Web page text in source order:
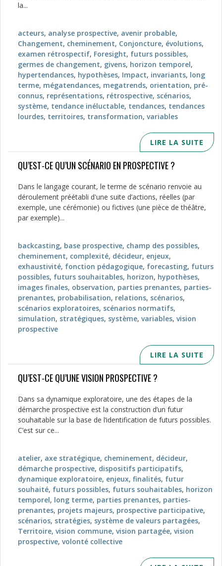
la...
acteurs, analyse prospective, avenir probable,
Changement, cheminement, Conjoncture, évolutions,
examen rétrospectif, Foresight, futurs possibles,
germes de changement, givens, horizon temporel,
hypertendances, hypothèses, Impact, invariants, long
terme, mégatendances, megatrends, orientation, pré-
connus, représentations, rétrospective, scénarios,
système, tendance inéluctable, tendances, tendances
lourdes, territoires, transformation, variables
LIRE LA SUITE
QU’EST-CE QU’UN SCÉNARIO EN PROSPECTIVE ?
Dans le langage courant, le terme de scénario renvoie au
déroulement préétabli d'une suite d’actions, réelles (par
exemple, une cérémonie) ou fictives (une pièce de théâtre,
par exemple)...
backcasting, base prospective, champ des possibles,
cheminement, complexité, décideur, enjeux,
exhaustivité, fonction pédagogique, forecasting, futurs
possibles, futurs souhaitables, horizon, hypothèses,
images finales, observation, parties prenantes, parties-
prenantes, probabilisation, relations, scénarios,
scénarios exploratoires, scénarios normatifs,
simulation, stratégiques, système, variables, vision
prospective
LIRE LA SUITE
QU’EST-CE QU’UNE VISION PROSPECTIVE ?
Dans sa dynamique exploratoire, une des étapes de la
démarche prospective est la construction d’un futur
souhaitable sur la base de l’identification de futurs possibles.
C’est sur ce...
atelier, axe stratégique, cheminement, décideur,
démarche prospective, dispositifs participatifs,
dynamique exploratoire, enjeux, finalités, futur
souhaité, futurs possibles, futurs souhaitables, horizon
temporel, long terme, parties prenantes, parties-
prenantes, projets majeurs, prospective participative,
scénarios, stratégies, système de valeurs partagées,
Territoire, vision commune, vision partagée, vision
prospective, volonté collective